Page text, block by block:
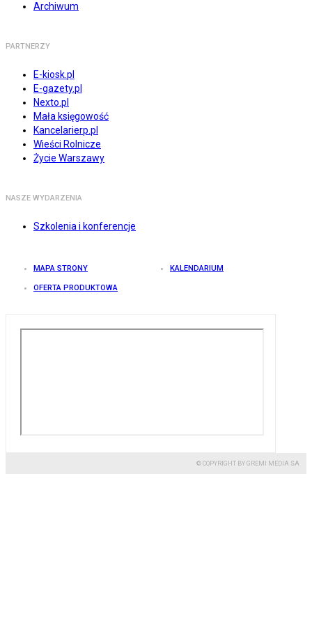
Archiwum
PARTNERZY
E-kiosk.pl
E-gazety.pl
Nexto.pl
Mała księgowość
Kancelarierp.pl
Wieści Rolnicze
Życie Warszawy
NASZE WYDARZENIA
Szkolenia i konferencje
MAPA STRONY KALENDARIUM
OFERTA PRODUKTOWA
© COPYRIGHT BY GREMI MEDIA SA